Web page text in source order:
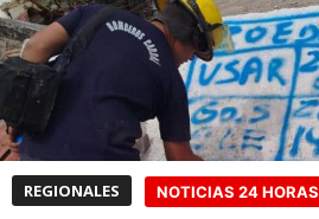
REGIONALES NOTICIAS 24 HORAS